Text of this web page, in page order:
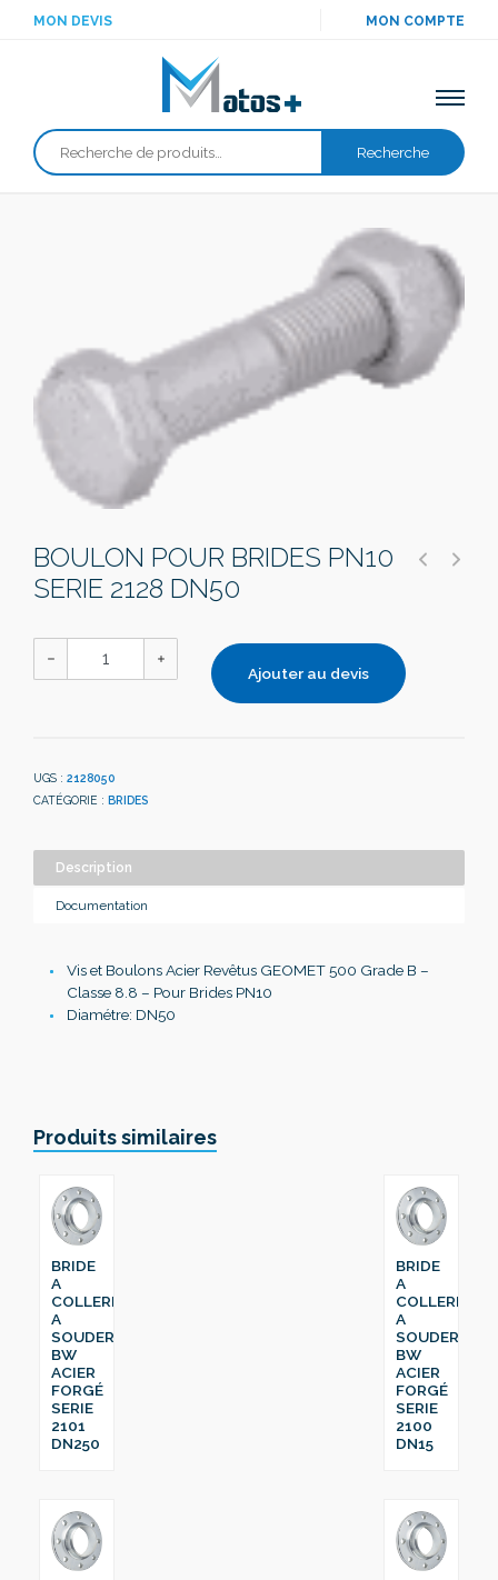
MON DEVIS MON COMPTE
Recherche
Recherche
BOULON POUR BRIDES PN10
SERIE 2128 DN50
Ajouter au devis
UGS : 2128050
CATÉGORIE : BRIDES
Description
Documentation
Vis et Boulons Acier Revêtus GEOMET 500 Grade B –
Classe 8.8 – Pour Brides PN10
Diamétre: DN50
Produits similaires
BRIDE
A
COLLERETTE
A
SOUDER
BW
ACIER
FORGÉ
SERIE
2101
DN250
BRIDE
A
COLLERETTE
A
SOUDER
BW
ACIER
FORGÉ
SERIE
2100
DN15